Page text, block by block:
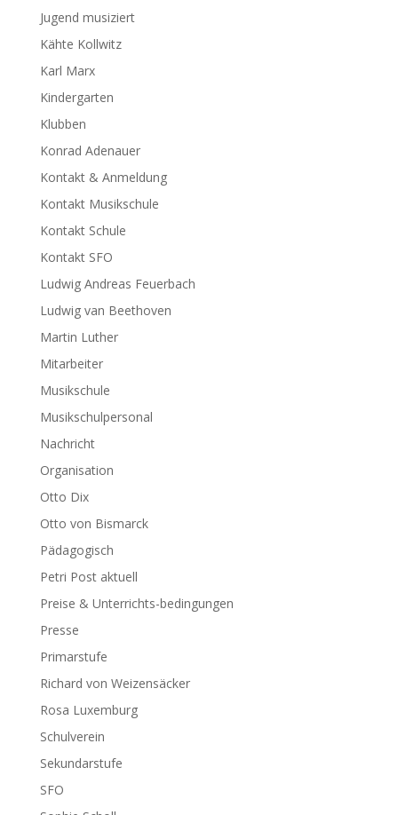
Jugend musiziert
Kähte Kollwitz
Karl Marx
Kindergarten
Klubben
Konrad Adenauer
Kontakt & Anmeldung
Kontakt Musikschule
Kontakt Schule
Kontakt SFO
Ludwig Andreas Feuerbach
Ludwig van Beethoven
Martin Luther
Mitarbeiter
Musikschule
Musikschulpersonal
Nachricht
Organisation
Otto Dix
Otto von Bismarck
Pädagogisch
Petri Post aktuell
Preise & Unterrichts-bedingungen
Presse
Primarstufe
Richard von Weizensäcker
Rosa Luxemburg
Schulverein
Sekundarstufe
SFO